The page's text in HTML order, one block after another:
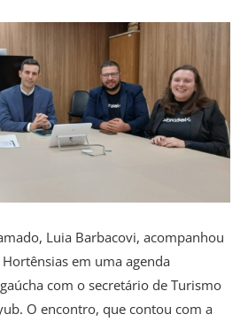
Luia Barbacovi, acompanhou
em uma agenda
com o secretário de Turismo
O encontro, que contou com a